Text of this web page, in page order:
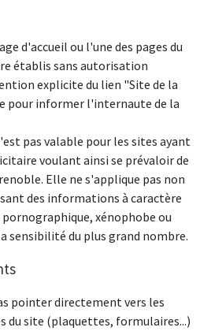
d'accueil ou l'une des pages du
établis sans autorisation
explicite du lien "Site de la
pour informer l'internaute de la
pas valable pour les sites ayant
voulant ainsi se prévaloir de
Elle ne s'applique pas non
des informations à caractère
xénophobe ou
sensibilité du plus grand nombre.
pointer directement vers les
du site (plaquettes, formulaires...)